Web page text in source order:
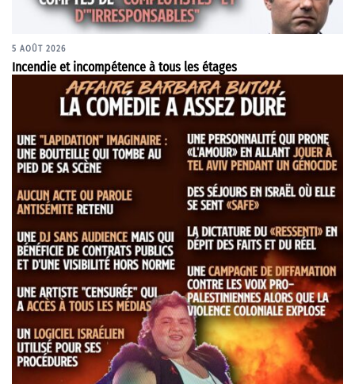
5 AOÛT 2026
Incendie et incompétence à tous les étages